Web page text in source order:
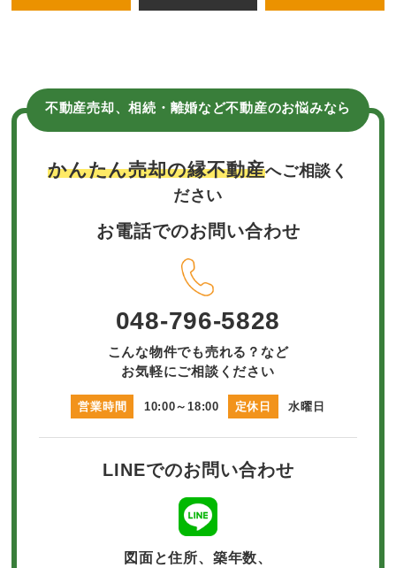
不動産売却、相続・離婚など不動産のお悩みなら
かんたん売却の縁不動産へご相談く
ださい
お電話でのお問い合わせ
048-796-5828
こんな物件でも売れる？など
お気軽にご相談ください
営業時間 10:00～18:00 定休日 水曜日
LINEでのお問い合わせ
図面と住所、築年数、